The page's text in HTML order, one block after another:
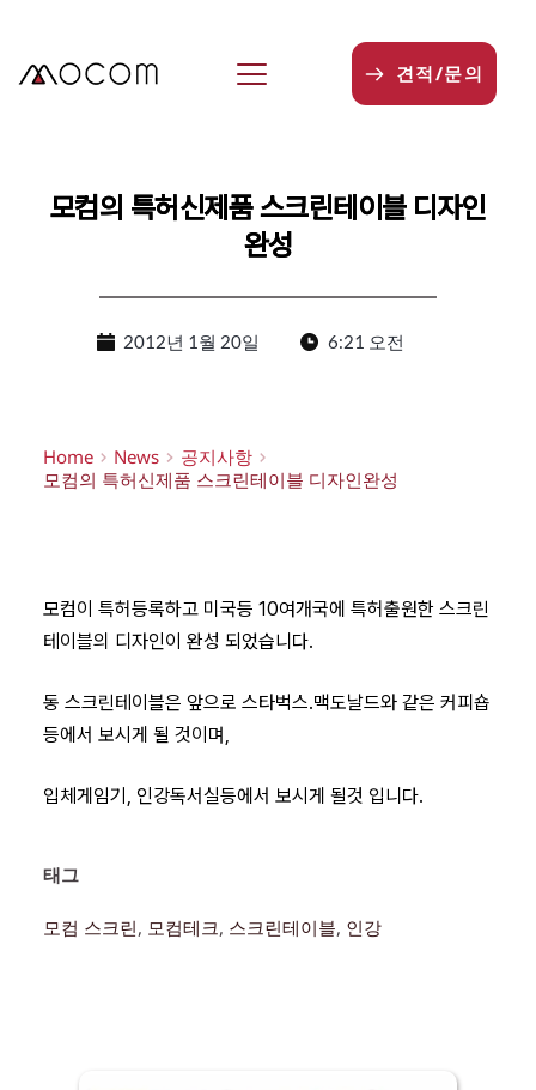
견적/문의
모컴의 특허신제품 스크린테이블 디자인
완성
2012년 1월 20일 6:21 오전
Home News
공지사항
모컴의 특허신제품 스크린테이블 디자인완성
모컴이 특허등록하고 미국등 10여개국에 특허출원한 스크린
테이블의 디자인이 완성 되었습니다.
동 스크린테이블은 앞으로 스타벅스.맥도날드와 같은 커피숍
등에서 보시게 될 것이며,
입체게임기, 인강독서실등에서 보시게 될것 입니다.
태그
모컴 스크린, 모컴테크, 스크린테이블, 인강